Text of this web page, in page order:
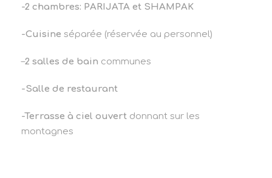
-2 chambres: PARIJATA et SHAMPAK
-Cuisine séparée (réservée au personnel)
–2 salles de bain communes
-Salle de restaurant
-Terrasse à ciel ouvert donnant sur les
montagnes